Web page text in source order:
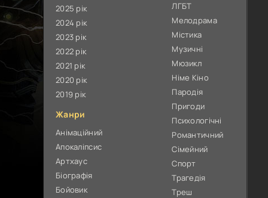
2025 рік
2024 рік
2023 рік
2022 рік
2021 рік
2020 рік
2019 рік
Жанри
Анімаційний
Апокаліпсис
Артхаус
Біографія
Бойовик
ЛГБТ
Мелодрама
Містика
Музичні
Мюзикл
Німе Кіно
Пародія
Пригоди
Психологічні
Романтичний
Сімейний
Спорт
Трагедія
Треш